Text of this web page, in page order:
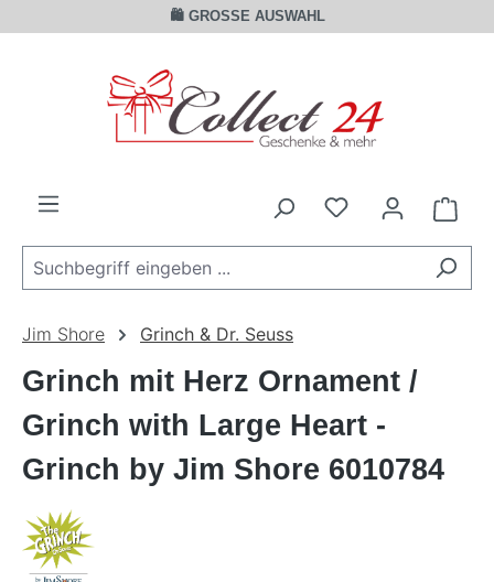
Zum Hauptinhalt springen🛍️ GROSSE AUSWAHL
Jim Shore Grinch & Dr. Seuss
Grinch mit Herz Ornament /
Grinch with Large Heart -
Grinch by Jim Shore 6010784